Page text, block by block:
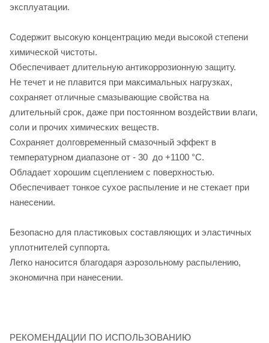
эксплуатации.
Содержит высокую концентрацию меди высокой степени
химической чистоты.
Обеспечивает длительную антикоррозионную защиту.
Не течет и не плавится при максимальных нагрузках,
сохраняет отличные смазывающие свойства на
длительный срок, даже при постоянном воздействии влаги,
соли и прочих химических веществ.
Сохраняет долговременный смазочный эффект в
температурном диапазоне от - 30 до +1100 °С.
Обладает хорошим сцеплением с поверхностью.
Обеспечивает тонкое сухое распыление и не стекает при
нанесении.
Безопасно для пластиковых составляющих и эластичных
уплотнителей суппорта.
Легко наносится благодаря аэрозольному распылению,
экономична при нанесении.
РЕКОМЕНДАЦИИ ПО ИСПОЛЬЗОВАНИЮ